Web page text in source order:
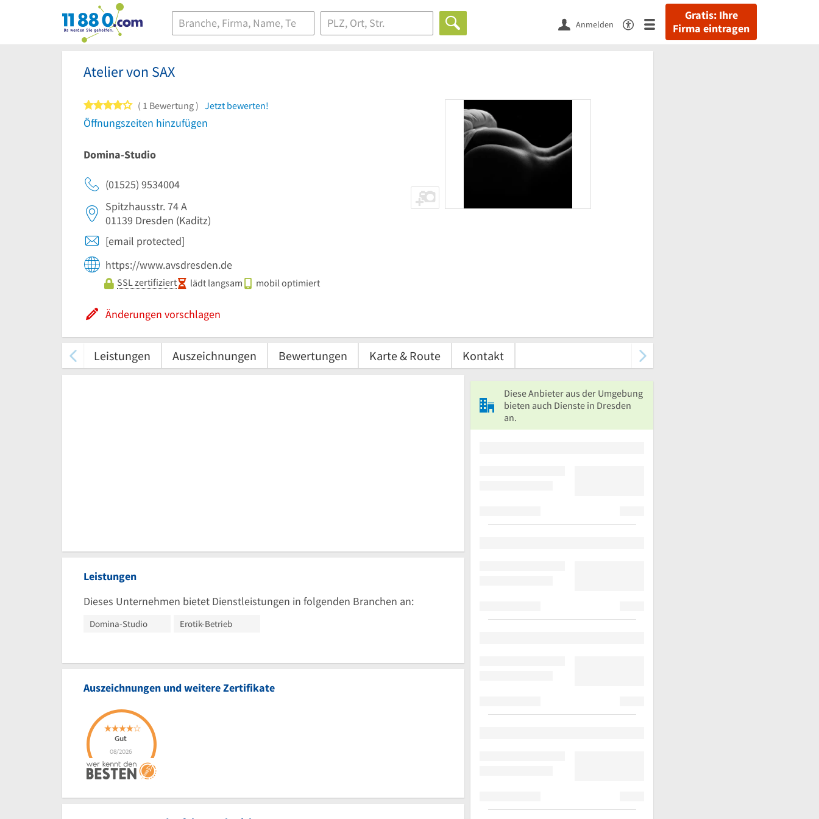
11880.com
Gratis: Ihre
Firma eintragen
Anmelden
Atelier von SAX
4 von 5 Sternen
1 Bewertung Jetzt bewerten!
Öffnungszeiten hinzufügen
Domina-Studio
(01525) 9534004
Spitzhausstr. 74 A
01139 Dresden (Kaditz)
[email protected]
https://www.avsdresden.de
SSL zertifiziert lädt langsam mobil optimiert
Änderungen vorschlagen
Leistungen Auszeichnungen Bewertungen Karte & Route Kontakt
Leistungen
Dieses Unternehmen bietet Dienstleistungen in folgenden Branchen an:
Domina-Studio Erotik-Betrieb
Auszeichnungen und weitere Zertifikate
Diese Anbieter aus der Umgebung
bieten auch Dienste in Dresden
an.